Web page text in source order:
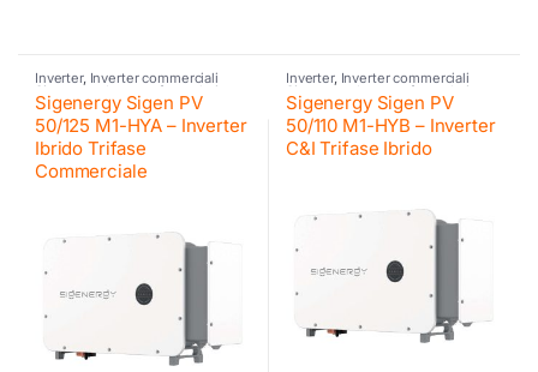
Inverter, Inverter commerciali
Sigenergy Inverter fotovoltaico
Inverter ibrido ,Sigenergy,
Sigenergy
Sigenergy Sigen PV
50/125 M1-HYA – Inverter
Ibrido Trifase
Commerciale
Inverter, Inverter commerciali
Sigenergy Inverter fotovoltaico
Inverter ibrido ,Sigenergy,
Sigenergy
Sigenergy Sigen PV
50/110 M1-HYB – Inverter
C&I Trifase Ibrido